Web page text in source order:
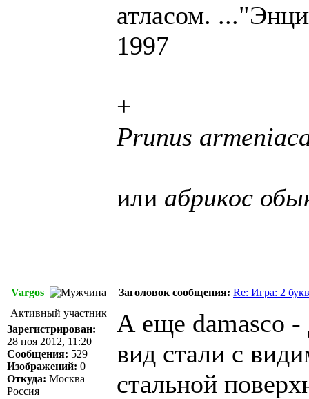
атласом.
1997
+
Prunus
или абрикос
Vargos Заголовок сообщения: Re: Игра: 2
Активный участник
Зарегистрирован:
28 ноя 2012, 11:20
Сообщения: 529
Изображений: 0
Откуда: Москва
Россия
А eще damasco -
вид стали с
стальной